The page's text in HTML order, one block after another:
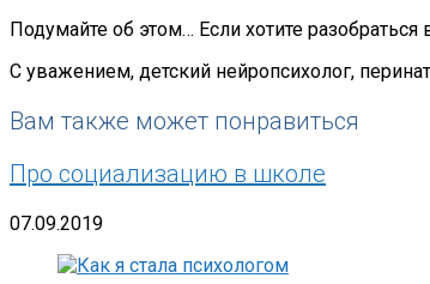
Подумайте об этом… Если хотите
С уважением, детский нейропсихолог,
Вам также может понравиться
Про социализацию в школе
07.09.2019